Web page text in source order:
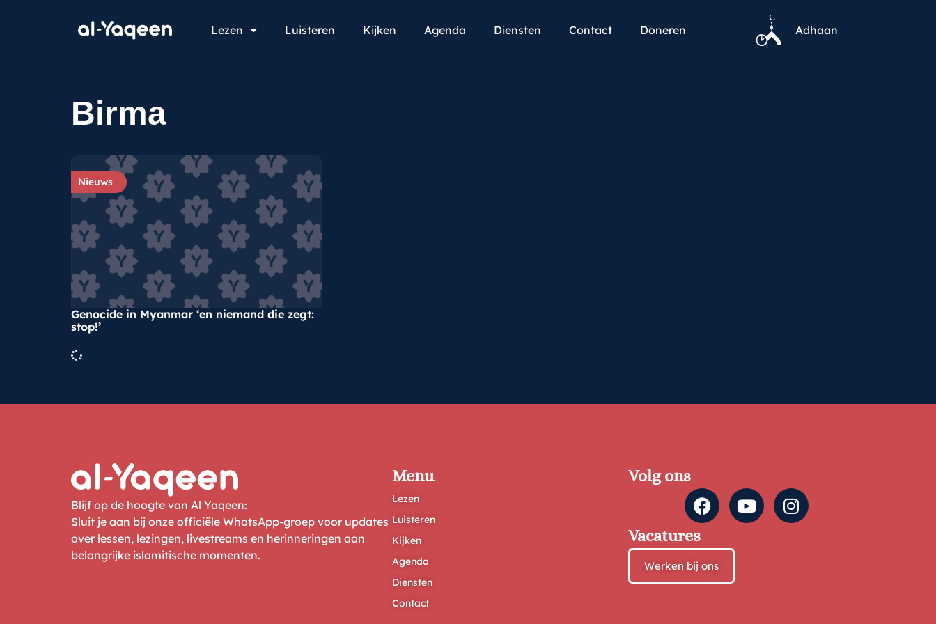
Lezen Luisteren Kijken Agenda Diensten Contact Doneren Adhaan
Birma
Nieuws
Genocide in Myanmar ‘en niemand die zegt:
stop!’
Blijf op de hoogte van Al Yaqeen:
Sluit je aan bij onze officiële WhatsApp-groep voor updates
over lessen, lezingen, livestreams en herinneringen aan
belangrijke islamitische momenten.
Menu
Lezen
Luisteren
Kijken
Agenda
Diensten
Contact
Volg ons
Vacatures
Werken bij ons